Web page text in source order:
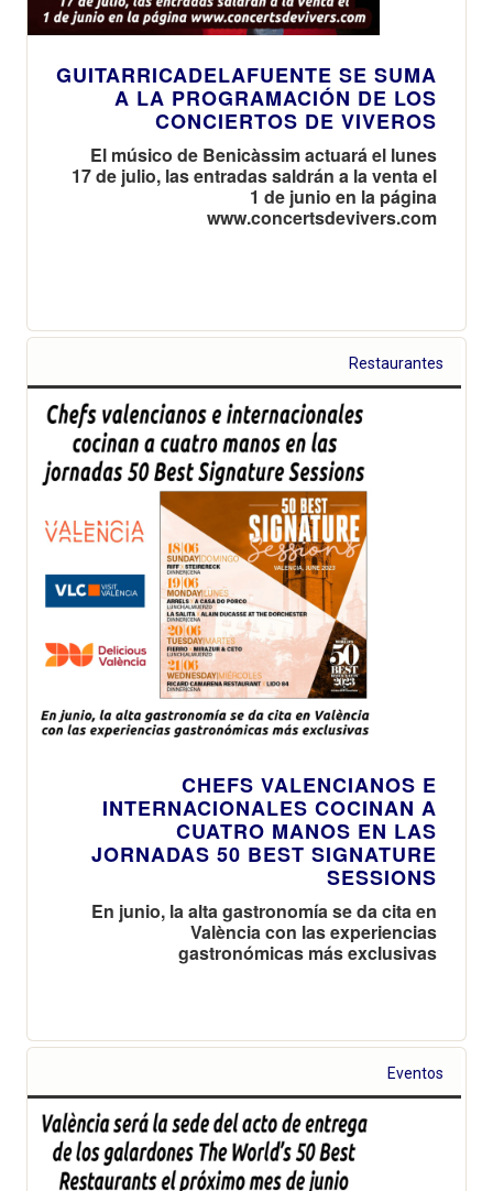
GUITARRICADELAFUENTE SE SUMA
A LA PROGRAMACIÓN DE LOS
CONCIERTOS DE VIVEROS
El músico de Benicàssim actuará el lunes
17 de julio, las entradas saldrán a la venta el
1 de junio en la página
www.concertsdevivers.com
Restaurantes
CHEFS VALENCIANOS E
INTERNACIONALES COCINAN A
CUATRO MANOS EN LAS
JORNADAS 50 BEST SIGNATURE
SESSIONS
En junio, la alta gastronomía se da cita en
València con las experiencias
gastronómicas más exclusivas
Eventos